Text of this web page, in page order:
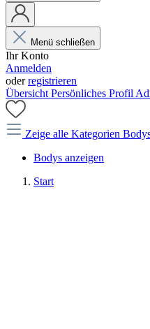
Menü schließen
Ihr Konto
Anmelden
oderregistrieren
Übersicht Persönliches Profil
Zeige alle Kategorien
Bodys anzeigen
Start